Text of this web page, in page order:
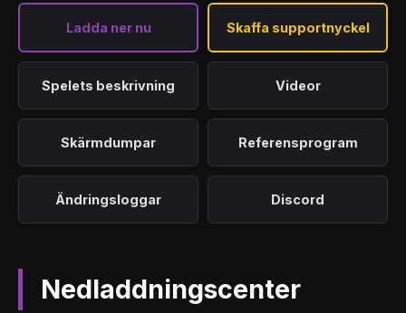
Ladda ner nu Skaffa supportnyckel
Spelets beskrivning Videor
Skärmdumpar Referensprogram
Ändringsloggar Discord
Nedladdningscenter